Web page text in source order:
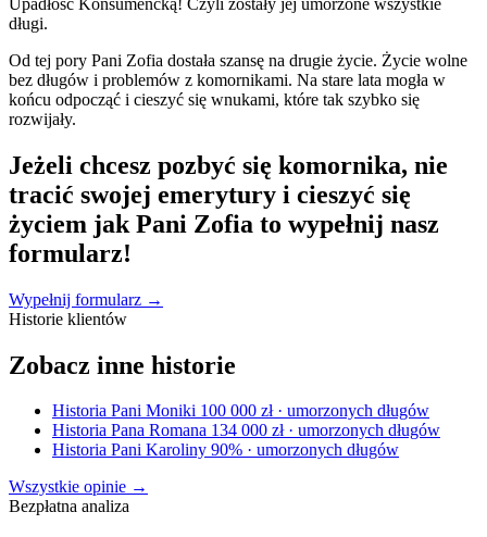
długi.
Od tej pory Pani Zofia dostała szansę na drugie życie. Życie wolne
bez długów i problemów z komornikami. Na stare lata mogła w
końcu odpocząć i cieszyć się wnukami, które tak szybko się
rozwijały.
Jeżeli chcesz pozbyć się komornika, nie
tracić swojej emerytury i cieszyć się
życiem jak Pani Zofia to wypełnij nasz
formularz!
Wypełnij formularz →
Historie klientów
Zobacz inne historie
Historia Pani Moniki 100 000 zł · umorzonych długów
Historia Pana Romana 134 000 zł · umorzonych długów
Historia Pani Karoliny 90% · umorzonych długów
Wszystkie opinie →
Bezpłatna analiza